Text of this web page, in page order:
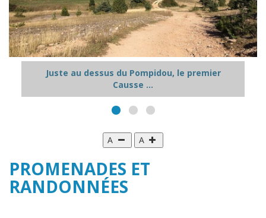
Juste au dessus du Pompidou, le premier
Causse ...
A A
PROMENADES ET
RANDONNÉES